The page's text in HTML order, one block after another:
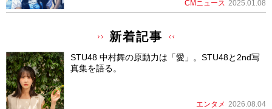
CMニュース 2025.01.08
新着記事
STU48 中村舞の原動力は「愛」。STU48と2nd写
真集を語る。
エンタメ 2026.08.04